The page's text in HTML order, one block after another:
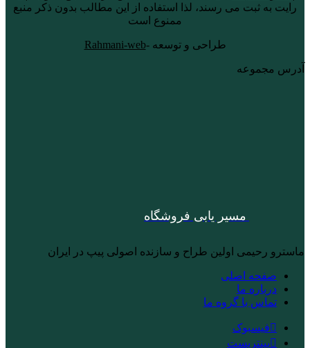
رایت به ثبت می رسند، لذا استفاده از این مطالب بدون ذکر منبع
ممنوع است
طراحی و توسعه -Rahmani-web
آدرس مجموعه
مسیر یابی فروشگاه
ماسترو رحیمی اولین طراح و سازنده اصولی پیپ در ایران
صفحه اصلی
درباره ما
تماس با گروه ما
فیسبوک
پینتریست